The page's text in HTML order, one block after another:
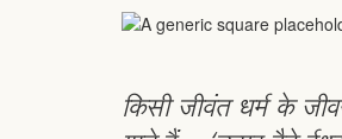
किसी जीवंत धर्म के